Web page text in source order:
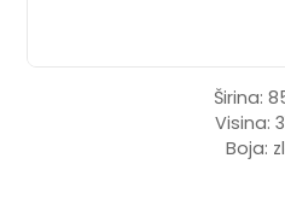
Širina:
Visina:
Boja: